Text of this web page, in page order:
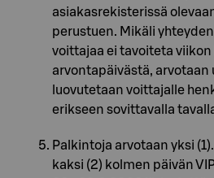
asiakasrekisterissä
perustuen. Mikäli
voittajaa ei tavoiteta viikon
arvontapäivästä, arvotaan
luovutetaan voittajalle
erikseen sovittavalla
Palkintoja arvotaan yksi
kaksi (2) kolmen päivän